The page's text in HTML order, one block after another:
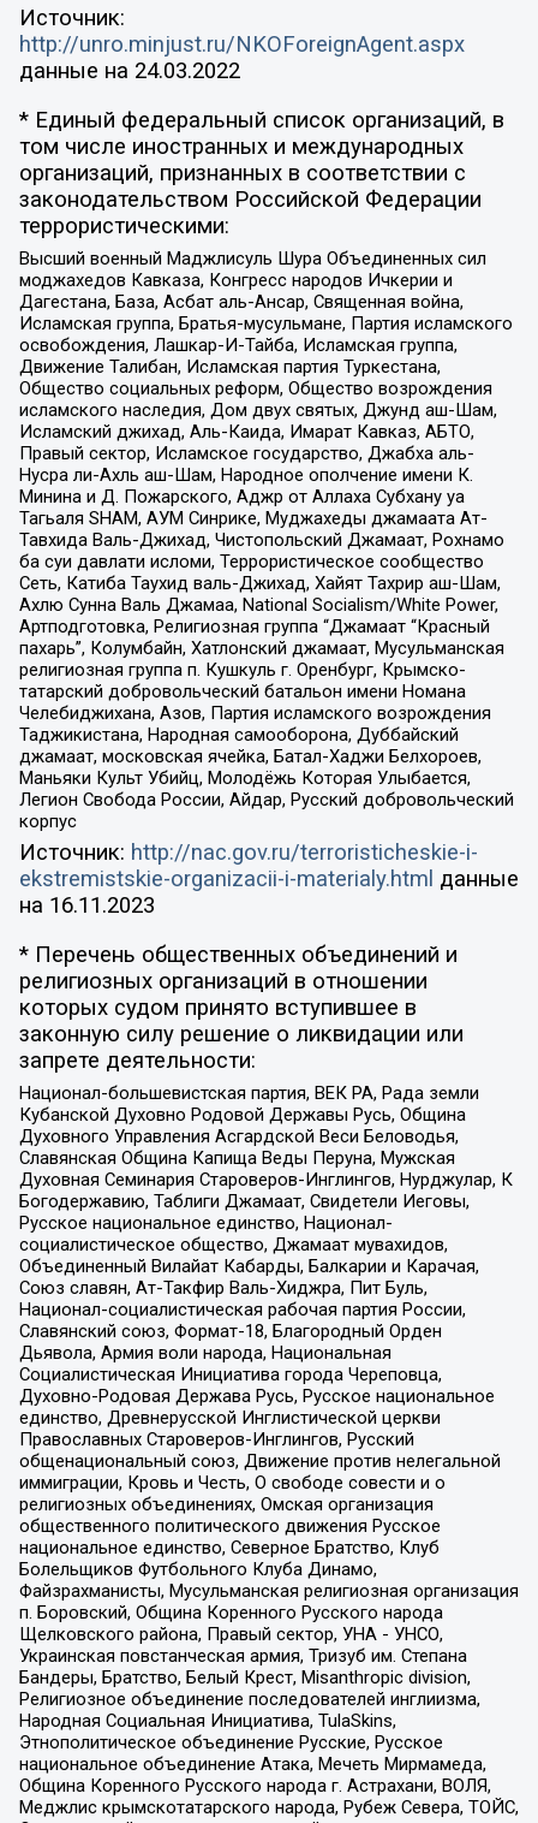
Источник:
http://unro.minjust.ru/NKOForeignAgent.aspx
данные на 24.03.2022
* Единый федеральный список организаций, в
том числе иностранных и международных
организаций, признанных в соответствии с
законодательством Российской Федерации
террористическими:
Высший военный Маджлисуль Шура Объединенных сил
моджахедов Кавказа, Конгресс народов Ичкерии и
Дагестана, База, Асбат аль-Ансар, Священная война,
Исламская группа, Братья-мусульмане, Партия исламского
освобождения, Лашкар-И-Тайба, Исламская группа,
Движение Талибан, Исламская партия Туркестана,
Общество социальных реформ, Общество возрождения
исламского наследия, Дом двух святых, Джунд аш-Шам,
Исламский джихад, Аль-Каида, Имарат Кавказ, АБТО,
Правый сектор, Исламское государство, Джабха аль-
Нусра ли-Ахль аш-Шам, Народное ополчение имени К.
Минина и Д. Пожарского, Аджр от Аллаха Субхану уа
Тагьаля SHAM, АУМ Синрике, Муджахеды джамаата Ат-
Тавхида Валь-Джихад, Чистопольский Джамаат, Рохнамо
ба суи давлати исломи, Террористическое сообщество
Сеть, Катиба Таухид валь-Джихад, Хайят Тахрир аш-Шам,
Ахлю Сунна Валь Джамаа, National Socialism/White Power,
Артподготовка, Религиозная группа “Джамаат “Красный
пахарь”, Колумбайн, Хатлонский джамаат, Мусульманская
религиозная группа п. Кушкуль г. Оренбург, Крымско-
татарский добровольческий батальон имени Номана
Челебиджихана, Азов, Партия исламского возрождения
Таджикистана, Народная самооборона, Дуббайский
джамаат, московская ячейка, Батал-Хаджи Белхороев,
Маньяки Культ Убийц, Молодёжь Которая Улыбается,
Легион Свобода России, Айдар, Русский добровольческий
корпус
Источник: http://nac.gov.ru/terroristicheskie-i-
ekstremistskie-organizacii-i-materialy.html данные
на 16.11.2023
* Перечень общественных объединений и
религиозных организаций в отношении
которых судом принято вступившее в
законную силу решение о ликвидации или
запрете деятельности:
Национал-большевистская партия, ВЕК РА, Рада земли
Кубанской Духовно Родовой Державы Русь, Община
Духовного Управления Асгардской Веси Беловодья,
Славянская Община Капища Веды Перуна, Мужская
Духовная Семинария Староверов-Инглингов, Нурджулар, К
Богодержавию, Таблиги Джамаат, Свидетели Иеговы,
Русское национальное единство, Национал-
социалистическое общество, Джамаат мувахидов,
Объединенный Вилайат Кабарды, Балкарии и Карачая,
Союз славян, Ат-Такфир Валь-Хиджра, Пит Буль,
Национал-социалистическая рабочая партия России,
Славянский союз, Формат-18, Благородный Орден
Дьявола, Армия воли народа, Национальная
Социалистическая Инициатива города Череповца,
Духовно-Родовая Держава Русь, Русское национальное
единство, Древнерусской Инглистической церкви
Православных Староверов-Инглингов, Русский
общенациональный союз, Движение против нелегальной
иммиграции, Кровь и Честь, О свободе совести и о
религиозных объединениях, Омская организация
общественного политического движения Русское
национальное единство, Северное Братство, Клуб
Болельщиков Футбольного Клуба Динамо,
Файзрахманисты, Мусульманская религиозная организация
п. Боровский, Община Коренного Русского народа
Щелковского района, Правый сектор, УНА - УНСО,
Украинская повстанческая армия, Тризуб им. Степана
Бандеры, Братство, Белый Крест, Misanthropic division,
Религиозное объединение последователей инглиизма,
Народная Социальная Инициатива, TulaSkins,
Этнополитическое объединение Русские, Русское
национальное объединение Атака, Мечеть Мирмамеда,
Община Коренного Русского народа г. Астрахани, ВОЛЯ,
Меджлис крымскотатарского народа, Рубеж Севера, ТОЙС,